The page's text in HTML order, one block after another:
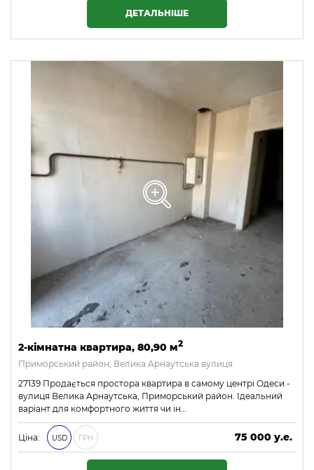
ДЕТАЛЬНІШЕ
2-кімнатна квартира, 80,90 м2
Приморський район, Велика Арнаутська вулиця
27139 Продається простора квартира в самому центрі Одеси -
вулиця Велика Арнаутська, Приморський район. Ідеальний
варіант для комфортного життя чи ін…
Ціна: USD ГРН
75 000 у.е.
3 225 000 ₴